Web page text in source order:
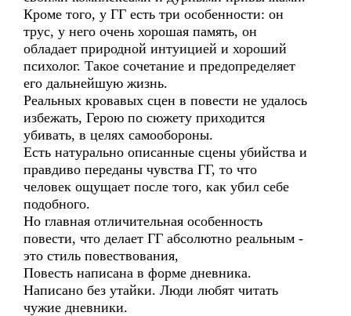
Кроме того, у ГГ есть три особенности: он
трус, у него очень хорошая память, он
обладает природной интуицией и хороший
психолог. Такое сочетание и предопределяет
его дальнейшую жизнь.
Реальных кровавых сцен в повести не удалось
избежать, Герою по сюжету приходится
убивать, в целях самообороны.
Есть натурально описанные сцены убийства и
правдиво переданы чувства ГГ, то что
человек ощущает после того, как убил себе
подобного.
Но главная отличительная особенность
повести, что делает ГГ абсолютно реальным -
это стиль повествования,
Повесть написана в форме дневника.
Написано без утайки. Люди любят читать
чужие дневники.